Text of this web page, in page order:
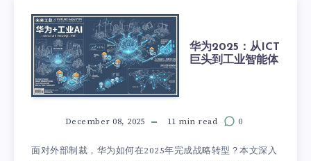
华为2025：从ICT
巨头到工业智能体
December 08, 2025 11 min read 0
面对外部制裁，华为如何在2025年完成战略转型？本文深入